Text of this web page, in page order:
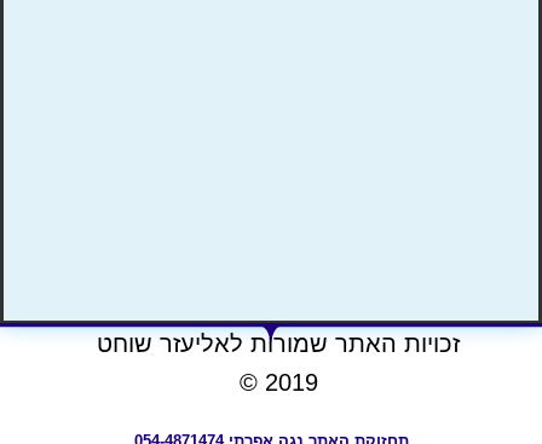
זכויות האתר שמורות לאליעזר שוחט
2019 ©